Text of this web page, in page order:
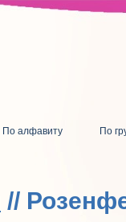
По алфавиту
По
//